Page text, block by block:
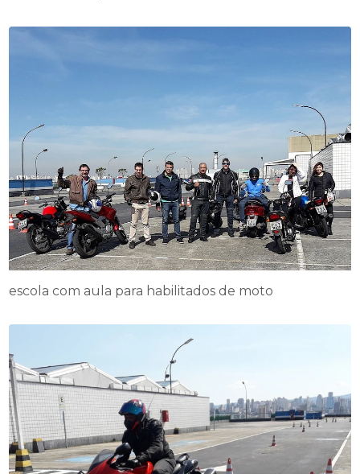
escola com aula para habilitados de moto